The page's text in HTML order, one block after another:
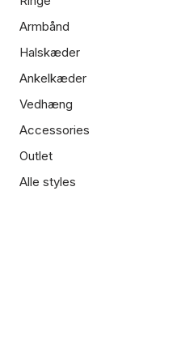
Armbånd
Halskæder
Ankelkæder
Vedhæng
Accessories
Outlet
Alle styles